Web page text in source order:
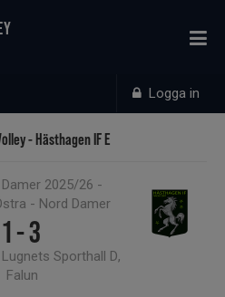
Logga in
- Hästhagen IF E
2025/26 -
- Nord Damer
1 - 3
Sporthall D,
Falun